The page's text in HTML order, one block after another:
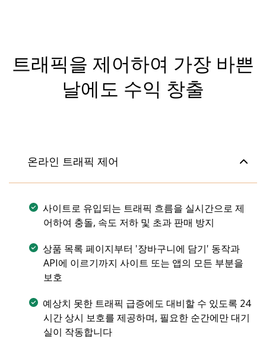
트래픽을 제어하여 가장 바쁜
날에도 수익 창출
온라인 트래픽 제어
사이트로 유입되는 트래픽 흐름을 실시간으로 제
어하여 충돌, 속도 저하 및 초과 판매 방지
상품 목록 페이지부터 '장바구니에 담기' 동작과
API에 이르기까지 사이트 또는 앱의 모든 부분을
보호
예상치 못한 트래픽 급증에도 대비할 수 있도록 24
시간 상시 보호를 제공하며, 필요한 순간에만 대기
실이 작동합니다